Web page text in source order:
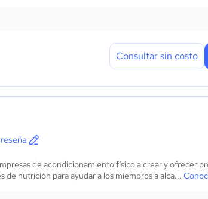
Consultar sin costo
de acondicionamiento físico a crear y ofrecer
nutrición para ayudar a los miembros a alca...